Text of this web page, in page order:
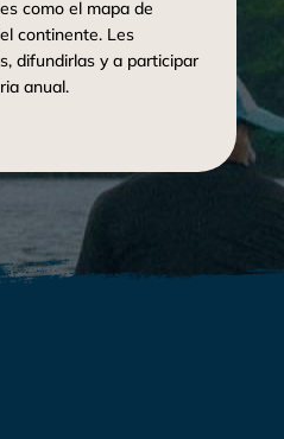
como el mapa de
continente. Les
difundirlas y a participar
anual.